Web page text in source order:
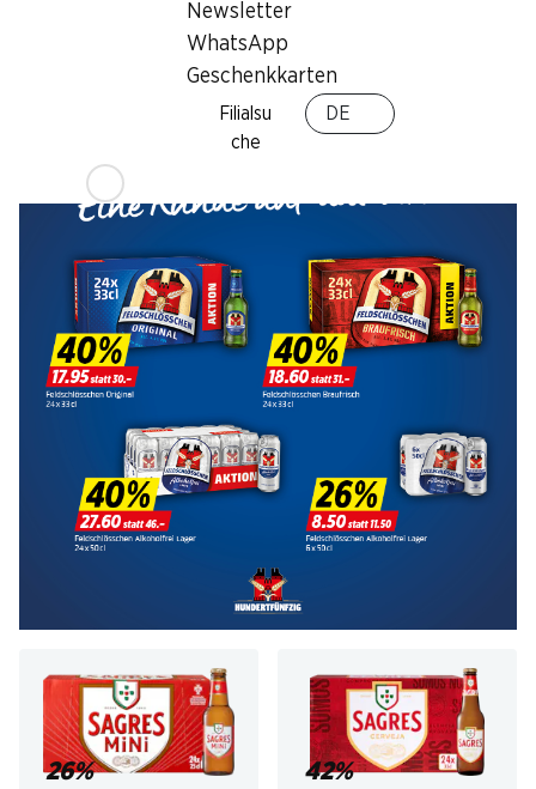
Newsletter
WhatsApp
Geschenkkarten
Filialsu
che
DE
24 x 33 cl
26% 42%